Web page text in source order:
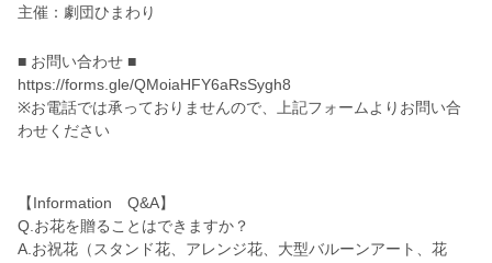
主催：劇団ひまわり
■ お問い合わせ ■
https://forms.gle/QMoiaHFY6aRsSygh8
※お電話では承っておりませんので、上記フォームよりお問い合
わせください
【Information Q&A】
Q.お花を贈ることはできますか？
A.お祝花（スタンド花、アレンジ花、大型バルーンアート、花